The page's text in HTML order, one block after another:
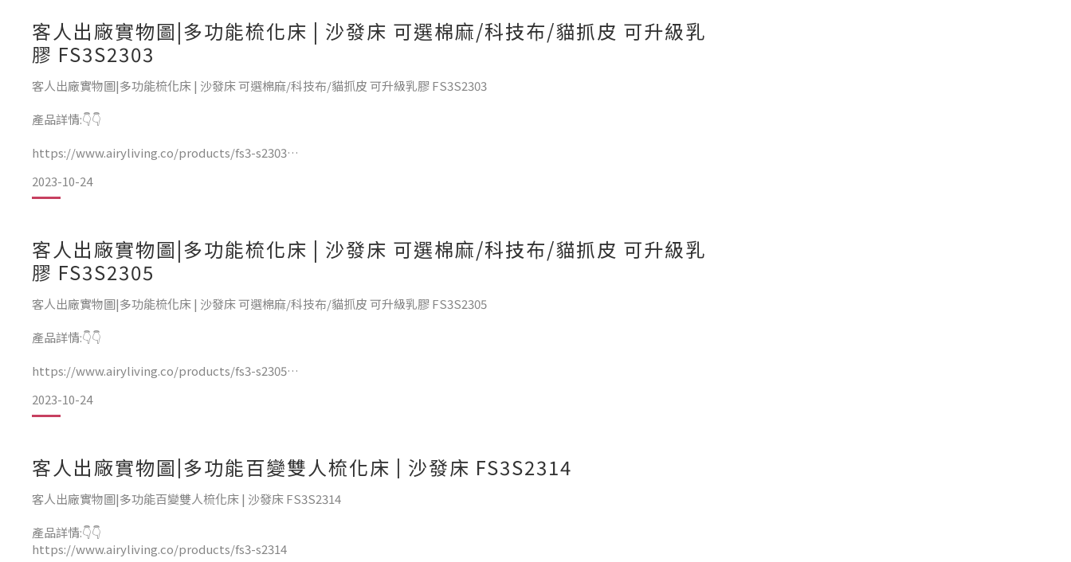
客人出廠實物圖|多功能梳化床 | 沙發床 可選棉麻/科技布/貓抓皮 可升級乳
膠 FS3S2303
客人出廠實物圖|多功能梳化床 | 沙發床 可選棉麻/科技布/貓抓皮 可升級乳膠 FS3S2303
產品詳情:👇👇
https://www.airyliving.co/products/fs3-s2303
100% 無修圖素顏實物
❣️謝謝支持❣️
2023-10-24
客人出廠實物圖|多功能梳化床 | 沙發床 可選棉麻/科技布/貓抓皮 可升級乳
膠 FS3S2305
客人出廠實物圖|多功能梳化床 | 沙發床 可選棉麻/科技布/貓抓皮 可升級乳膠 FS3S2305
產品詳情:👇👇
https://www.airyliving.co/products/fs3-s2305
100% 無修圖素顏實物
❣️謝謝支持❣️
2023-10-24
客人出廠實物圖|多功能百變雙人梳化床 | 沙發床 FS3S2314
客人出廠實物圖|多功能百變雙人梳化床 | 沙發床 FS3S2314
產品詳情:👇👇
https://www.airyliving.co/products/fs3-s2314